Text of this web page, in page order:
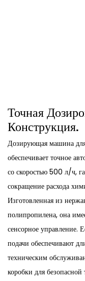
Точная
Конструкция.
Дозирующая машина
обеспечивает точное
со скоростью 500 л/ч,
сокращение расхода
Изготовленная из
полипропилена, она
сенсорное управление.
подачи обеспечивают
техническим
коробки для